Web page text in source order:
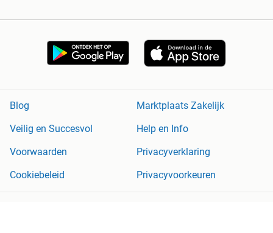
Blog
Marktplaats Zakelijk
Veilig en Succesvol
Help en Info
Voorwaarden
Privacyverklaring
Cookiebeleid
Privacyvoorkeuren